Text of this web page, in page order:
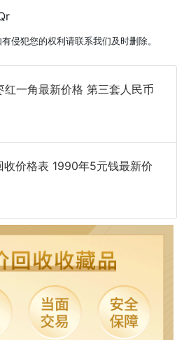
侵犯您的权利请联系我们及时删除。
红一角最新价格 第三套人民币
价格表 1990年5元钱最新价